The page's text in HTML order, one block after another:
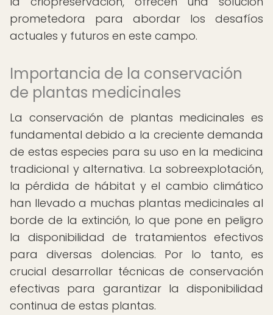
prometedora para abordar los desafíos
actuales y futuros en este campo.
Importancia de la conservación
de plantas medicinales
La conservación de plantas medicinales es
fundamental debido a la creciente demanda
de estas especies para su uso en la medicina
tradicional y alternativa. La sobreexplotación,
la pérdida de hábitat y el cambio climático
han llevado a muchas plantas medicinales al
borde de la extinción, lo que pone en peligro
la disponibilidad de tratamientos efectivos
para diversas dolencias. Por lo tanto, es
crucial desarrollar técnicas de conservación
efectivas para garantizar la disponibilidad
continua de estas plantas.